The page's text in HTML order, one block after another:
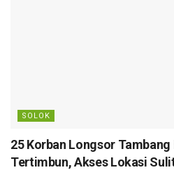
SOLOK
25 Korban Longsor
Tertimbun, Akses Lokasi